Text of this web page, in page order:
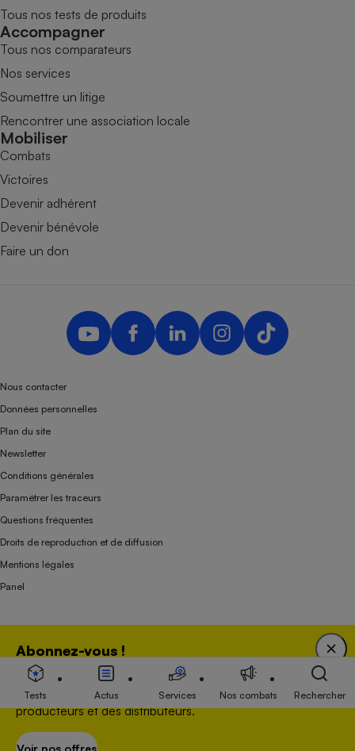
Abonnez-vous !
Bénéficiez d'une expertise unique tout en soutenant
une association 100 % indépendante de l'Etat, des
producteurs et des distributeurs.
Voir nos offres
Tous nos tests de produits
Accompagner
Tous nos comparateurs
Nos services
Soumettre un litige
Rencontrer une association locale
Mobiliser
Combats
Victoires
Devenir adhérent
Devenir bénévole
Faire un don
Nous contacter
Données personnelles
Plan du site
Newsletter
Conditions générales
Paramétrer les traceurs
Questions fréquentes
Droits de reproduction et de diffusion
Mentions légales
Panel
Association indépendante de l’État, des syndicats, des producteurs et des
distributeurs depuis 1951.
Tests Actus Services Nos combats Rechercher